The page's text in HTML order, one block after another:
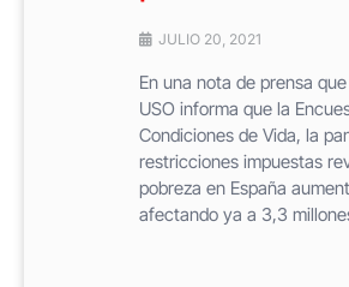
JULIO 20, 2021
En una nota de prensa
USO informa que la
Condiciones de Vida, la
restricciones impuestas
pobreza en España
afectando ya a 3,3